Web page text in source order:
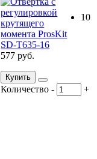
10
577 руб.
Купить
Количество - +